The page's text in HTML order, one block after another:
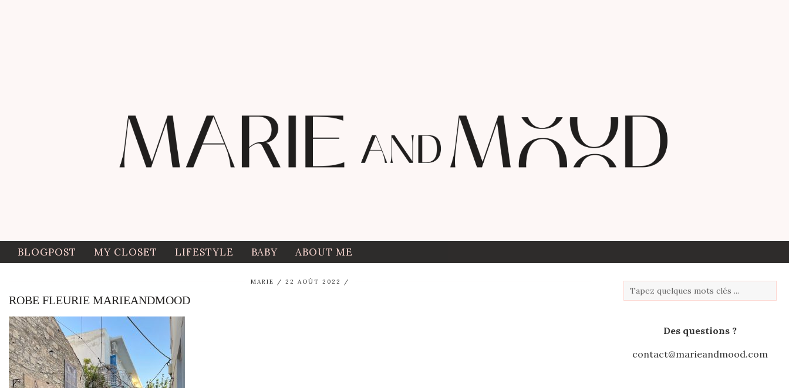
BLOGPOST MY CLOSET LIFESTYLE BABY ABOUT ME
MARIE 22 AOÛT 2022
ROBE FLEURIE MARIEANDMOOD
Des questions ?
contact@marieandmood.com